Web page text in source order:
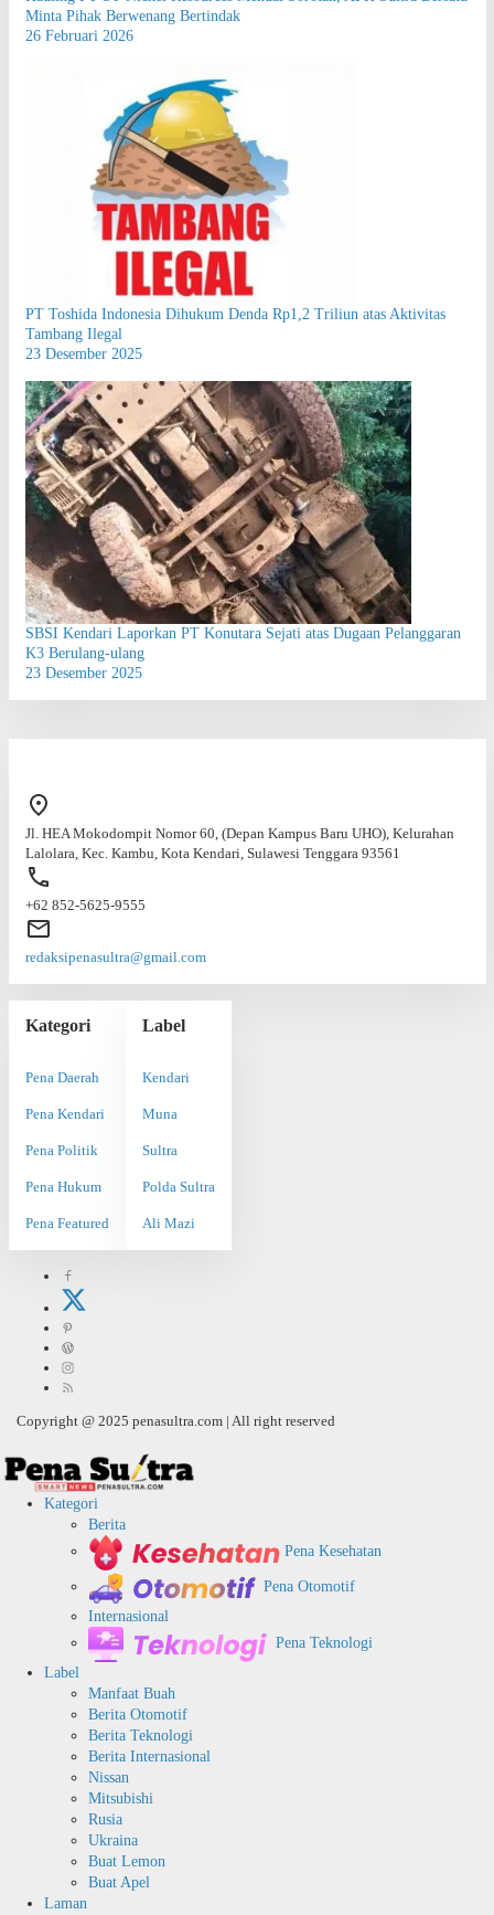
Minta Pihak Berwenang Bertindak
26 Februari 2026
PT Toshida Indonesia Dihukum Denda Rp1,2 Triliun atas Aktivitas
Tambang Ilegal
23 Desember 2025
SBSI Kendari Laporkan PT Konutara Sejati atas Dugaan Pelanggaran
K3 Berulang-ulang
23 Desember 2025
Jl. HEA Mokodompit Nomor 60, (Depan Kampus Baru UHO), Kelurahan
Lalolara, Kec. Kambu, Kota Kendari, Sulawesi Tenggara 93561
+62 852-5625-9555
redaksipenasultra@gmail.com
Kategori
Pena Daerah
Pena Kendari
Pena Politik
Pena Hukum
Pena Featured
Label
Kendari
Muna
Sultra
Polda Sultra
Ali Mazi
Copyright @ 2025 penasultra.com | All right reserved
Kategori
Berita
Pena Kesehatan
Pena Otomotif
Internasional
Pena Teknologi
Label
Manfaat Buah
Berita Otomotif
Berita Teknologi
Berita Internasional
Nissan
Mitsubishi
Rusia
Ukraina
Buat Lemon
Buat Apel
Laman